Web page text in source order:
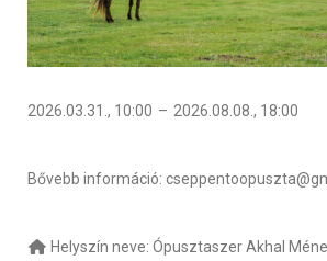
2026.03.31., 10:00 – 2026.08.08., 18:00
Bővebb információ:
Helyszín neve: Ópusztaszer Akhal